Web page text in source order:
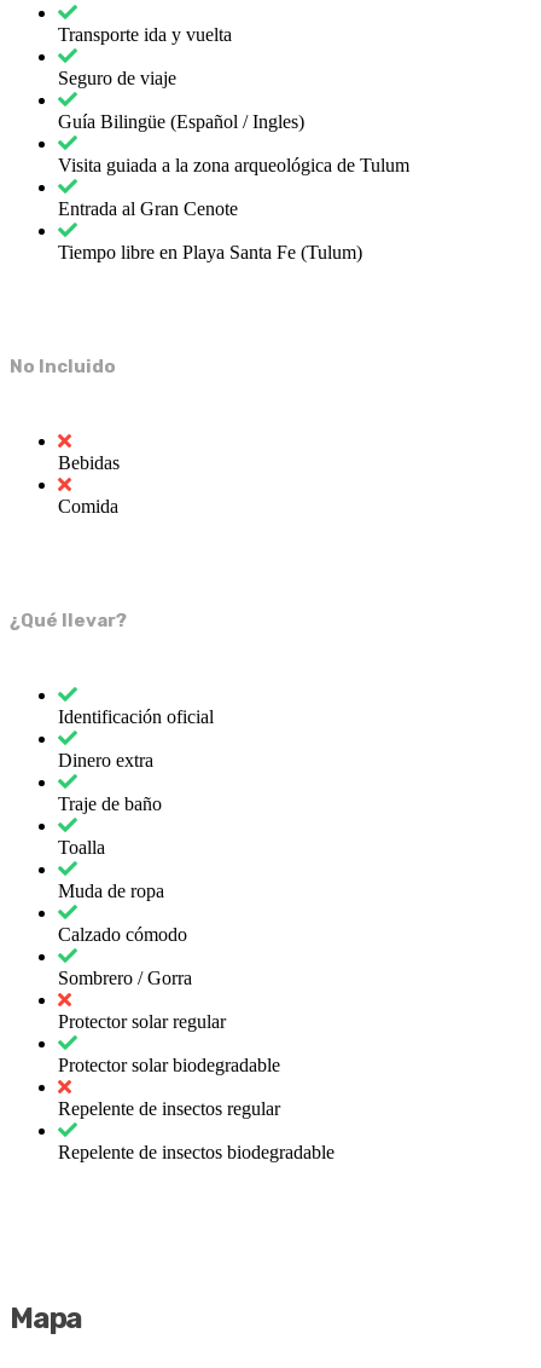
Transporte ida y vuelta
Seguro de viaje
Guía Bilingüe (Español / Ingles)
Visita guiada a la zona arqueológica de Tulum
Entrada al Gran Cenote
Tiempo libre en Playa Santa Fe (Tulum)
No Incluido
Bebidas
Comida
¿Qué llevar?
Identificación oficial
Dinero extra
Traje de baño
Toalla
Muda de ropa
Calzado cómodo
Sombrero / Gorra
Protector solar regular
Protector solar biodegradable
Repelente de insectos regular
Repelente de insectos biodegradable
Mapa